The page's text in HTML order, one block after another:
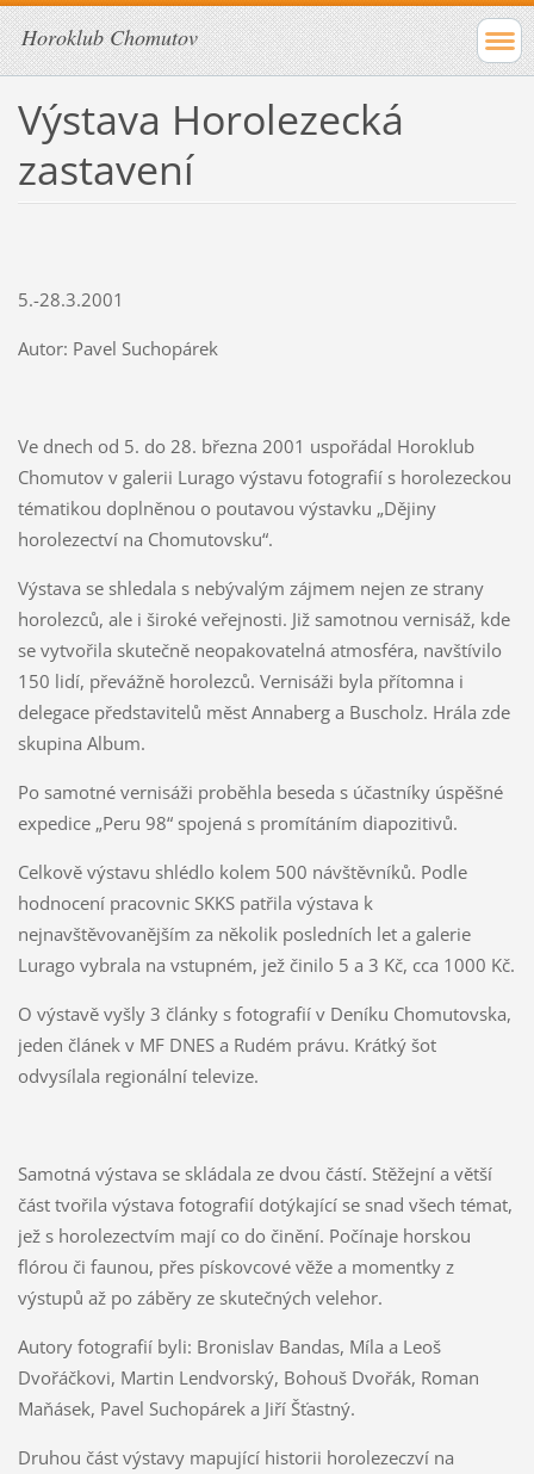
Horoklub Chomutov
Výstava Horolezecká
zastavení
5.-28.3.2001
Autor: Pavel Suchopárek
Ve dnech od 5. do 28. března 2001 uspořádal Horoklub
Chomutov v galerii Lurago výstavu fotografií s horolezeckou
tématikou doplněnou o poutavou výstavku „Dějiny
horolezectví na Chomutovsku“.
Výstava se shledala s nebývalým zájmem nejen ze strany
horolezců, ale i široké veřejnosti. Již samotnou vernisáž, kde
se vytvořila skutečně neopakovatelná atmosféra, navštívilo
150 lidí, převážně horolezců. Vernisáži byla přítomna i
delegace představitelů měst Annaberg a Buscholz. Hrála zde
skupina Album.
Po samotné vernisáži proběhla beseda s účastníky úspěšné
expedice „Peru 98“ spojená s promítáním diapozitivů.
Celkově výstavu shlédlo kolem 500 návštěvníků. Podle
hodnocení pracovnic SKKS patřila výstava k
nejnavštěvovanějším za několik posledních let a galerie
Lurago vybrala na vstupném, jež činilo 5 a 3 Kč, cca 1000 Kč.
O výstavě vyšly 3 články s fotografií v Deníku Chomutovska,
jeden článek v MF DNES a Rudém právu. Krátký šot
odvysílala regionální televize.
Samotná výstava se skládala ze dvou částí. Stěžejní a větší
část tvořila výstava fotografií dotýkající se snad všech témat,
jež s horolezectvím mají co do činění. Počínaje horskou
flórou či faunou, přes pískovcové věže a momentky z
výstupů až po záběry ze skutečných velehor.
Autory fotografií byli: Bronislav Bandas, Míla a Leoš
Dvořáčkovi, Martin Lendvorský, Bohouš Dvořák, Roman
Maňásek, Pavel Suchopárek a Jiří Šťastný.
Druhou část výstavy mapující historii horolezeczví na